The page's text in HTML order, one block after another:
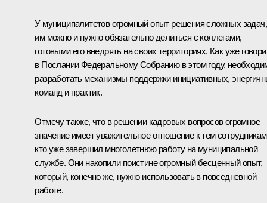
У муниципалитетов огромный опыт решения сложных задач,
им можно и нужно обязательно делиться с коллегами,
готовыми его внедрять на своих территориях. Как уже
в Послании Федеральному Собранию в этом году,
разработать механизмы поддержки инициативных,
команд и практик.
Отмечу также, что в решении кадровых вопросов огромное
значение имеет уважительное отношение к тем
кто уже завершил многолетнюю работу на муниципальной
службе. Они накопили поистине огромный бесценный опыт,
который, конечно же, нужно использовать в повседневной
работе.